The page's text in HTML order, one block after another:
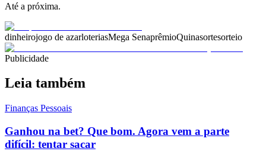
Até a próxima.
dinheirojogo de azarloteriasMega SenaprêmioQuinasortesorteio
Publicidade
Leia também
Finanças Pessoais
Ganhou na bet? Que bom. Agora vem a parte
difícil: tentar sacar